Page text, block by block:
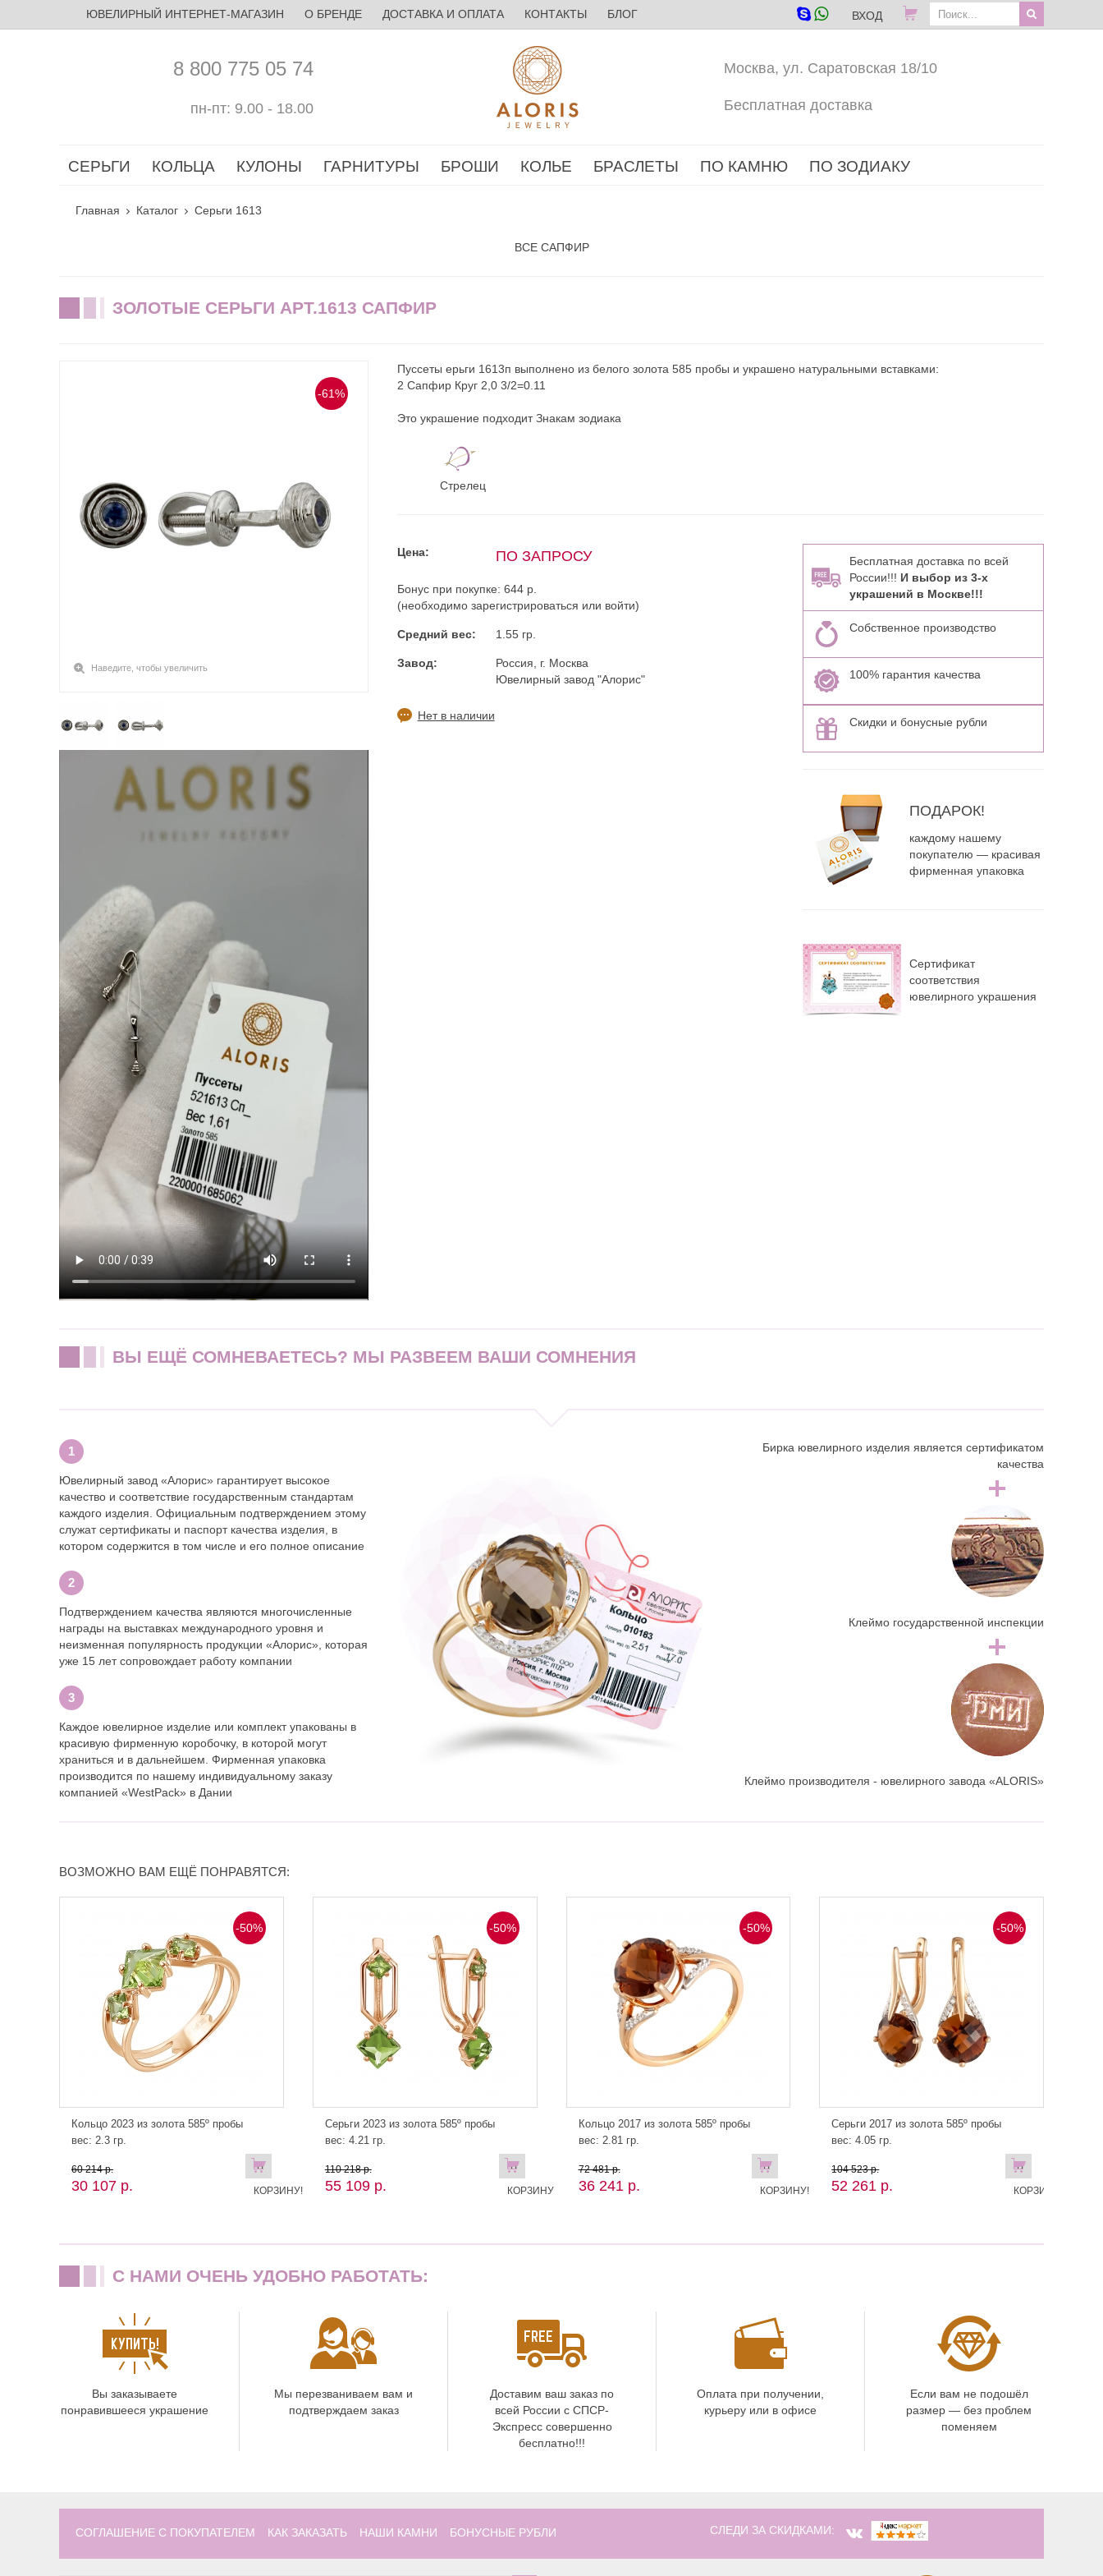
ЮВЕЛИРНЫЙ ИНТЕРНЕТ-МАГАЗИН О БРЕНДЕ ДОСТАВКА И ОПЛАТА КОНТАКТЫ БЛОГ ВХОД
8 800 775 05 74
пн-пт: 9.00 - 18.00
Москва, ул. Саратовская 18/10
Бесплатная доставка
СЕРЬГИ КОЛЬЦА КУЛОНЫ ГАРНИТУРЫ БРОШИ КОЛЬЕ БРАСЛЕТЫ ПО КАМНЮ ПО ЗОДИАКУ
Главная Каталог Серьги 1613
ВСЕ САПФИР
ЗОЛОТЫЕ СЕРЬГИ АРТ.1613 САПФИР
-61%
Наведите, чтобы увеличить
Пуссеты ерьги 1613п выполнено из белого золота 585 пробы и украшено натуральными вставками:
2 Сапфир Круг 2,0 3/2=0.11
Это украшение подходит Знакам зодиака
Стрелец
Цена: ПО ЗАПРОСУ
Бонус при покупке: 644 р.
(необходимо зарегистрироваться или войти)
Средний вес: 1.55 гр.
Завод:
Россия, г. Москва
Ювелирный завод "Алорис"
Нет в наличии
Бесплатная доставка по всей
России!!! И выбор из 3-х
украшений в Москве!!!
Собственное производство
100% гарантия качества
Скидки и бонусные рубли
ПОДАРОК!
каждому нашему
покупателю — красивая
фирменная упаковка
Сертификат
соответствия
ювелирного украшения
ВЫ ЕЩЁ СОМНЕВАЕТЕСЬ? МЫ РАЗВЕЕМ ВАШИ СОМНЕНИЯ
Ювелирный завод «Алорис» гарантирует высокое
качество и соответствие государственным стандартам
каждого изделия. Официальным подтверждением этому
служат сертификаты и паспорт качества изделия, в
котором содержится в том числе и его полное описание
Подтверждением качества являются многочисленные
награды на выставках международного уровня и
неизменная популярность продукции «Алорис», которая
уже 15 лет сопровождает работу компании
Каждое ювелирное изделие или комплект упакованы в
красивую фирменную коробочку, в которой могут
храниться и в дальнейшем. Фирменная упаковка
производится по нашему индивидуальному заказу
компанией «WestPack» в Дании
Бирка ювелирного изделия является сертификатом
качества
Клеймо государственной инспекции
Клеймо производителя - ювелирного завода «ALORIS»
ВОЗМОЖНО ВАМ ЕЩЁ ПОНРАВЯТСЯ:
-50%
Кольцо 2023 из золота 585º пробы
вес: 2.3 гр.
60 214 р.
30 107 р.
В
КОРЗИНУ!
-50%
Серьги 2023 из золота 585º пробы
вес: 4.21 гр.
110 218 р.
55 109 р.
В
КОРЗИНУ
-50%
Кольцо 2017 из золота 585º пробы
вес: 2.81 гр.
72 481 р.
36 241 р.
В
КОРЗИНУ!
-50%
Серьги 2017 из золота 585º пробы
вес: 4.05 гр.
104 523 р.
52 261 р.
В
КОРЗИНУ
C НАМИ ОЧЕНЬ УДОБНО РАБОТАТЬ:
Вы заказываете
понравившееся украшение
Мы перезваниваем вам и
подтверждаем заказ
Доставим ваш заказ по
всей России с СПСР-
Экспресс совершенно
бесплатно!!!
Оплата при получении,
курьеру или в офисе
Если вам не подошёл
размер — без проблем
поменяем
СОГЛАШЕНИЕ С ПОКУПАТЕЛЕМ КАК ЗАКАЗАТЬ НАШИ КАМНИ БОНУСНЫЕ РУБЛИ СЛЕДИ ЗА СКИДКАМИ: